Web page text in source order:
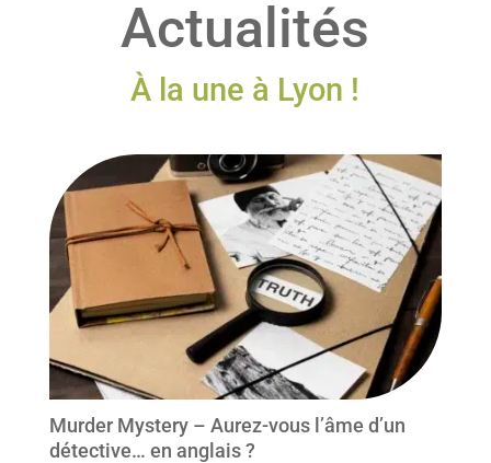
Actualités
À la une à Lyon !
Murder Mystery – Aurez-vous l’âme d’un
détective… en anglais ?